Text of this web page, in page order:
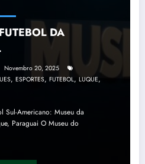
DA
Novembro 20, 2025
, ESPORTES, FUTEBOL, LUQUE,
Sul-Americano: Museu da
Paraguai O Museu do